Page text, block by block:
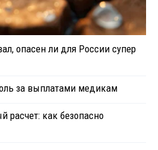
опасен ли для России супер
за выплатами медикам
расчет: как безопасно